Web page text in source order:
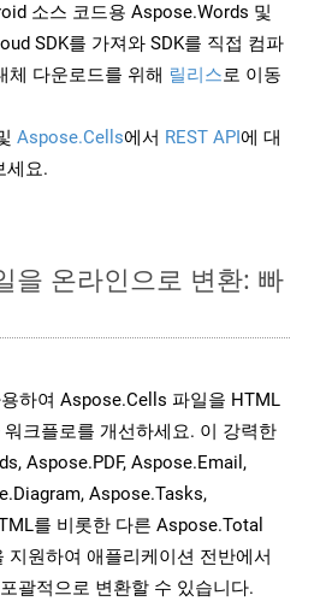
소스 코드용 Aspose.Words 및
SDK를 가져와 SDK를 직접 컴파
체 다운로드를 위해 릴리스로 이동
Aspose.Cells에서 REST API에 대
세요.
을 온라인으로 변환: 빠
하여 Aspose.Cells 파일을 HTML
크플로를 개선하세요. 이 강력한
Aspose.PDF, Aspose.Email,
Aspose.Tasks,
를 비롯한 다른 Aspose.Total
지원하여 애플리케이션 전반에서
괄적으로 변환할 수 있습니다.